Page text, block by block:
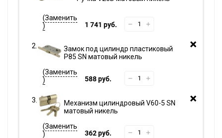
1 741 руб.
Замок под цилиндр пластиковый
P85 SN матовый никель
588 руб.
Механизм цилиндровый V60-5 SN
матовый никель
362 руб.